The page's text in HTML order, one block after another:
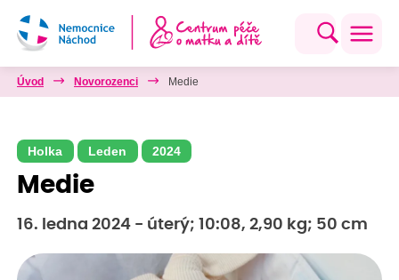
Úvod Novorozenci Medie
Holka Leden 2024
Medie
16. ledna 2024 - úterý; 10:08, 2,90 kg; 50 cm